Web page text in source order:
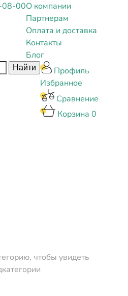
08-00О компании
Партнерам
Оплата и доставка
Контакты
Блог
Профиль
Избранное
Сравнение
Корзина 0
чтобы увидеть